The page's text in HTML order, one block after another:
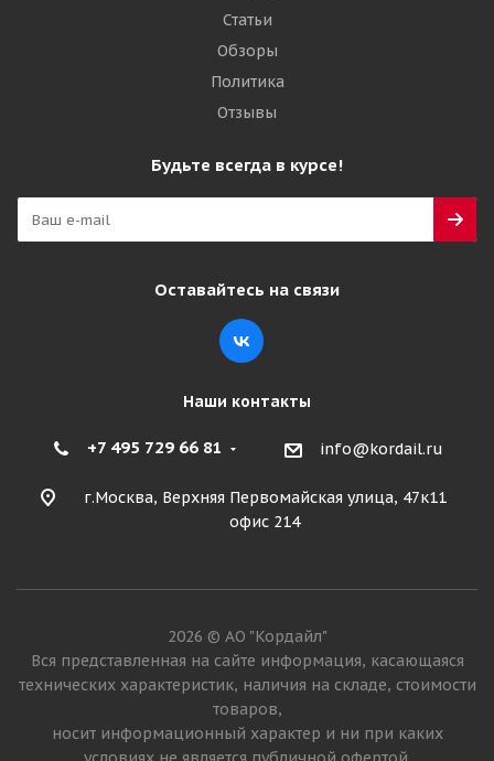
Статьи
Обзоры
Политика
Отзывы
Будьте всегда в курсе!
Оставайтесь на связи
Наши контакты
+7 495 729 66 81 info@kordail.ru
г.Москва, Верхняя Первомайская улица, 47к11
офис 214
2026 © АО "Кордайл"
Вся представленная на сайте информация, касающаяся
технических характеристик, наличия на складе, стоимости
товаров,
носит информационный характер и ни при каких